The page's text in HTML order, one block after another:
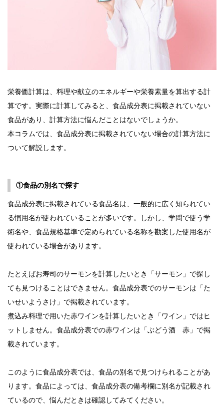
栄養価計算は、料理や献立のエネルギーや栄養素量を算出する計
算です。実際に計算してみると、食品成分表に掲載されていない
食品があり、計算方法に悩んだことはないでしょうか。
本コラムでは、食品成分表に掲載されていない場合の計算方法に
ついて解説します。
①食品の別名で探す
食品成分表に掲載されている食品名は、一般的に広く知られてい
る慣用名が使われていることが多いです。しかし、学問で使う学
術名や、食品規格基準で定められている名称を勘案した使用名が
使われている場合があります。
たとえばお寿司のサーモンを計算したいとき「サーモン」で探し
ても見つけることはできません。食品成分表でのサーモンは「た
いせいようさけ」で掲載されています。
煮込み料理で用いた赤ワインを計算したいとき「ワイン」ではヒ
ットしません。食品成分表での赤ワインは「ぶどう酒 赤」で掲
載されています。
このように食品成分表では、食品の別名で見つけられることがあ
ります。食品によっては、食品成分表の備考欄に別名が記載され
ているので、悩んだときは確認してみてください。